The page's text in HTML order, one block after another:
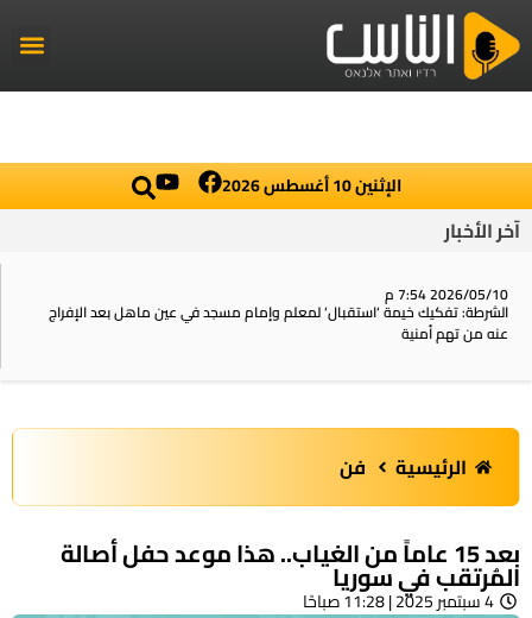
الإثنين 10 أغسطس 2026
آخر الأخبار
2026/05/10 7:54 م
الشرطة: تفكيك خيمة ‘استقبال‘ لمعلم وإمام مسجد في عين ماهل بعد الإفراج
عنه من تهم أمنية
الرئيسية فن
بعد 15 عاماً من الغياب.. هذا موعد حفل أصالة
المُرتقب في سوريا
4 سبتمبر 2025 | 11:28 صباحًا